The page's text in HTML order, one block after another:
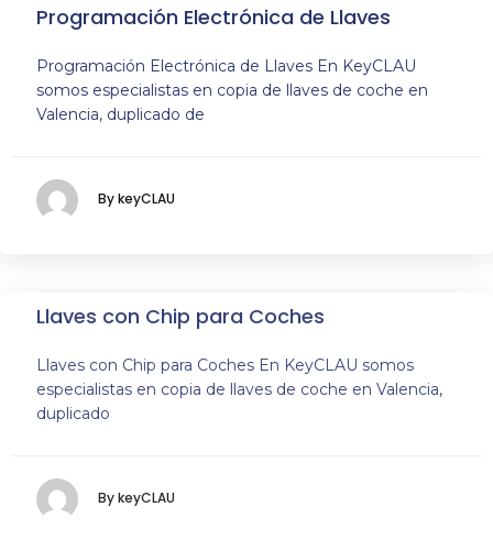
Programación Electrónica de Llaves
Programación Electrónica de Llaves En KeyCLAU
somos especialistas en copia de llaves de coche en
Valencia, duplicado de
By keyCLAU
Llaves con Chip para Coches
Llaves con Chip para Coches En KeyCLAU somos
especialistas en copia de llaves de coche en Valencia,
duplicado
By keyCLAU